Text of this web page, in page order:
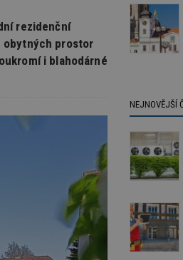
rezidenční
obytných prostor
i blahodárné
NEJNOVĚJŠÍ